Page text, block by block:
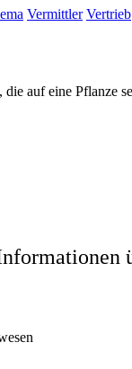
Vermittler Vertrieb